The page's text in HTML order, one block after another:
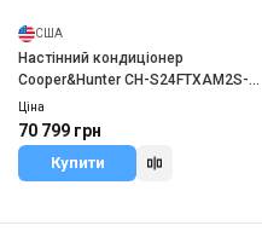
США
Настінний кондиціонер
Cooper&Hunter CH-S24FTXAM2S-
GD
Ціна
70 799 грн
Купити